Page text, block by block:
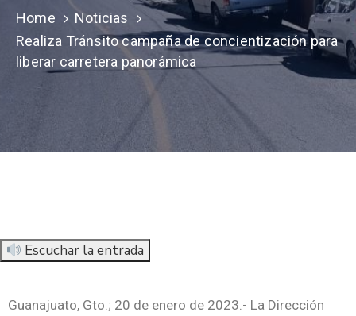
Home
Noticias
Realiza Tránsito campaña de concientización para
liberar carretera panorámica
Escuchar la entrada
Guanajuato, Gto.; 20 de enero de 2023.- La Dirección